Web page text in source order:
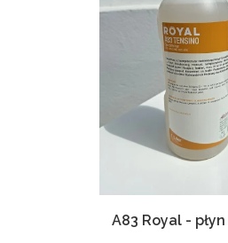
A83 Royal -